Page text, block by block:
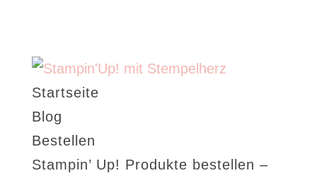
Startseite
Blog
Bestellen
Stampin’ Up! Produkte bestellen –